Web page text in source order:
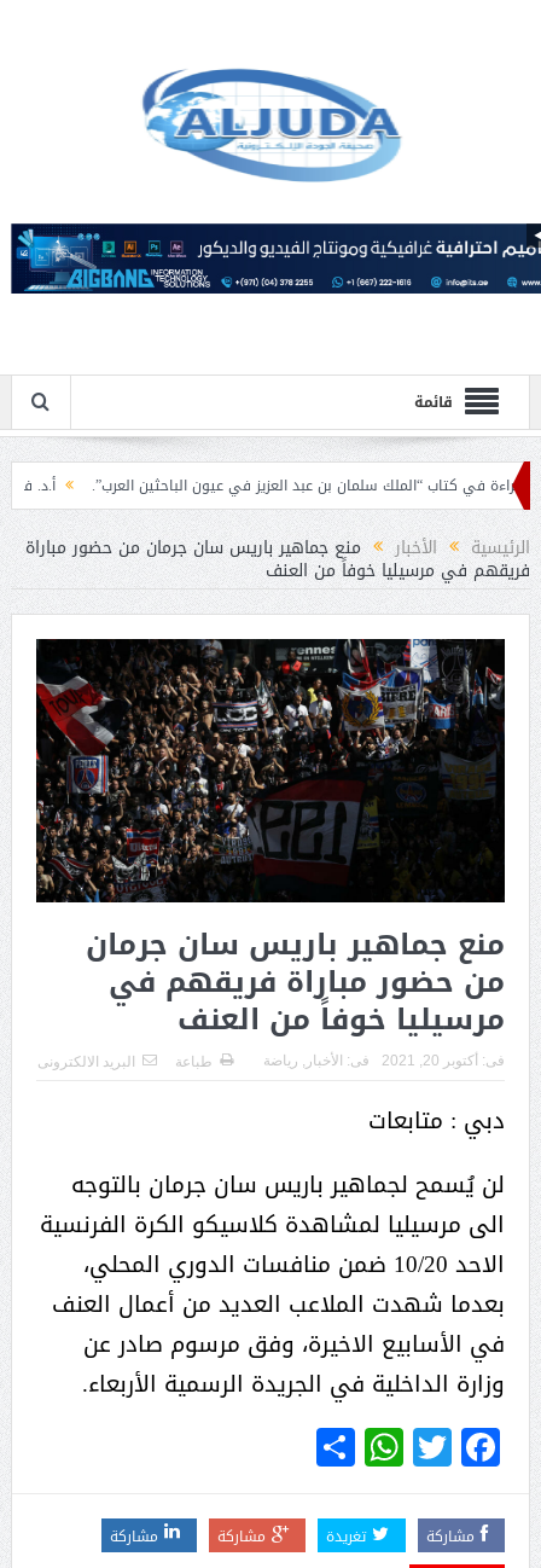
قائمة
كتاب “الملك سلمان بن عبد العزيز في عيون الباحثين العرب”.
أ.د. فهد المغلوث
الرئيسية الأخبار منع جماهير باريس سان جرمان من حضور مباراة
فريقهم في مرسيليا خوفاً من العنف
منع جماهير باريس سان جرمان
من حضور مباراة فريقهم في
مرسيليا خوفاً من العنف
فى: أكتوبر 20, 2021 فى: الأخبار , رياضة طباعة البريد الالكترونى
دبي : متابعات
لن يُسمح لجماهير باريس سان جرمان بالتوجه
الى مرسيليا لمشاهدة كلاسيكو الكرة الفرنسية
الاحد 10/20 ضمن منافسات الدوري المحلي،
بعدما شهدت الملاعب العديد من أعمال العنف
في الأسابيع الاخيرة، وفق مرسوم صادر عن
وزارة الداخلية في الجريدة الرسمية الأربعاء.
Facebook
Twitter
WhatsApp
Share
مشاركة تغريدة مشاركة
مشاركة